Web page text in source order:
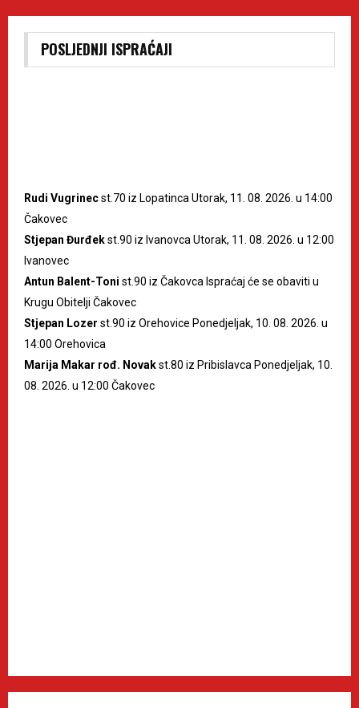
POSLJEDNJI ISPRAĆAJI
Rudi Vugrinecst.70 iz Lopatinca Utorak, 11. 08. 2026. u 14:00
Čakovec
Stjepan Đurđekst.90 iz Ivanovca Utorak, 11. 08. 2026. u 12:00
Ivanovec
Antun Balent-Toni st.90 iz Čakovca Ispraćaj će se obaviti u
Krugu Obitelji Čakovec
Stjepan Lozer st.90 iz Orehovice Ponedjeljak, 10. 08. 2026. u
14:00 Orehovica
Marija Makar rođ. Novakst.80 iz Pribislavca Ponedjeljak, 10.
08. 2026. u 12:00 Čakovec